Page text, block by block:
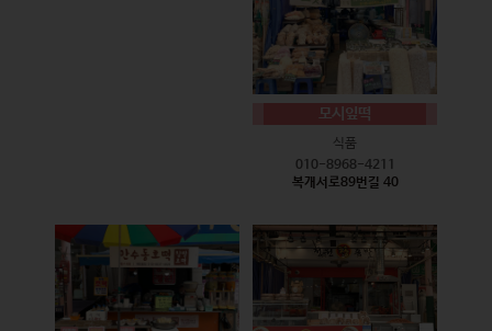
모시잎떡
식품
010-8968-4211
복개서로89번길 40